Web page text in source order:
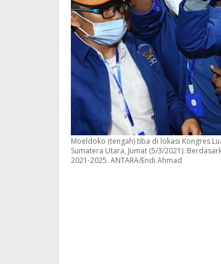
Moeldoko (tengah) tiba di lokasi Kongres
Sumatera Utara, Jumat (5/3/2021).
2021-2025. ANTARA/Endi Ahmad